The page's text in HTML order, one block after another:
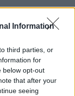
Information
third parties, or
for
below opt-out
that after your
seeing
que se repite cada
en la calle?” (la
ancle la historia.
o un cliente